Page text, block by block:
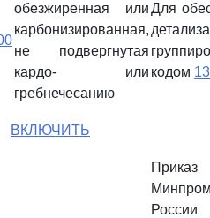
обезжиренная или
карбонизированная,
не подвергнутая
кардо- или
гребнечесанию
Для
кодом
ВКЛЮЧИТЬ
Приказ